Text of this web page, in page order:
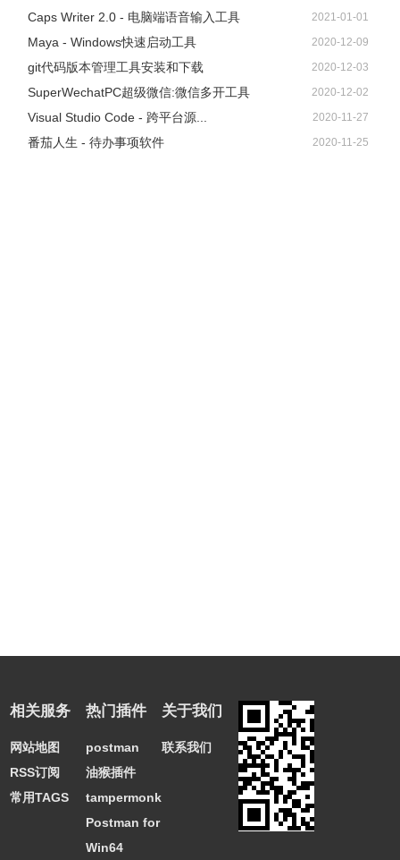
Caps Writer 2.0 - 电脑端语音输入工具 2021-01-01
Maya - Windows快速启动工具 2020-12-09
git代码版本管理工具安装和下载 2020-12-03
SuperWechatPC超级微信:微信多开工具 2020-12-02
Visual Studio Code - 跨平台源... 2020-11-27
番茄人生 - 待办事项软件 2020-11-25
相关服务
网站地图
RSS订阅
常用TAGS
热门插件
postman
油猴插件
tampermonkey
Postman for
Win64
关于我们
联系我们